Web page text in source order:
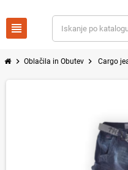
view_headline
chevron_right Oblačila in Obutev chevron_right Cargo